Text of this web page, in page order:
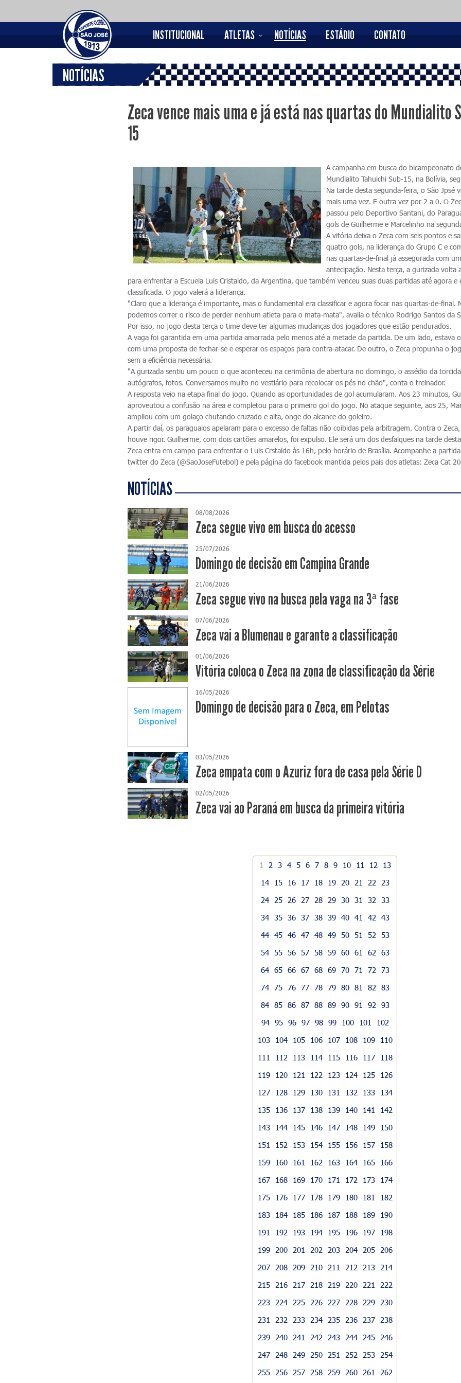
INSTITUCIONAL ATLETAS NOTÍCIAS ESTÁDIO CONTATO
NOTÍCIAS
Zeca vence mais uma e já está nas quartas do Mundialito
15
A campanha em busca do bicampeonato
Mundialito Tahuichi Sub-15, na Bolívia,
Na tarde desta segunda-feira, o São Jpsé
mais uma vez. E outra vez por 2 a 0. O
passou pelo Deportivo Santani, do
gols de Guilherme e Marcelinho na
A vitória deixa o Zeca com seis pontos e
quatro gols, na liderança do Grupo C e
nas quartas-de-final já assegurada com
antecipação. Nesta terça, a gurizada volta
para enfrentar a Escuela Luis Cristaldo, da Argentina, que também venceu suas duas partidas até agora e
classificada. O jogo valerá a liderança.
"Claro que a liderança é importante, mas o fundamental era classificar e agora focar nas quartas-de-final.
podemos correr o risco de perder nenhum atleta para o mata-mata", avalia o técnico Rodrigo Santos da
Por isso, no jogo desta terça o time deve ter algumas mudanças dos jogadores que estão pendurados.
A vaga foi garantida em uma partida amarrada pelo menos até a metade da partida. De um lado, estava
com uma proposta de fechar-se e esperar os espaços para contra-atacar. De outro, o Zeca propunha o
sem a eficiência necessária.
"A gurizada sentiu um pouco o que aconteceu na cerimônia de abertura no domingo, o assédio da
autógrafos, fotos. Conversamos muito no vestiário para recolocar os pés no chão", conta o treinador.
A resposta veio na etapa final do jogo. Quando as oportunidades de gol acumularam. Aos 23 minutos,
aproveutou a confusão na área e completou para o primeiro gol do jogo. No ataque seguinte, aos 25,
ampliou com um golaço chutando cruzado e alta, onge do alcance do goleiro.
A partir daí, os paraguaios apelaram para o excesso de faltas não coibidas pela arbitragem. Contra o
houve rigor. Guilherme, com dois cartões amarelos, foi expulso. Ele será um dos desfalques na tarde
Zeca entra em campo para enfrentar o Luis Crstaldo às 16h, pelo horário de Brasília. Acompanhe a
twitter do Zeca (@SaoJoseFutebol) e pela página do facebook mantida pelos pais dos atletas: Zeca Cat
NOTÍCIAS
08/08/2026
Zeca segue vivo em busca do acesso
25/07/2026
Domingo de decisão em Campina Grande
21/06/2026
Zeca segue vivo na busca pela vaga na 3ª fase
07/06/2026
Zeca vai a Blumenau e garante a classificação
01/06/2026
Vitória coloca o Zeca na zona de classificação da Série
16/05/2026
Domingo de decisão para o Zeca, em Pelotas
03/05/2026
Zeca empata com o Azuriz fora de casa pela Série D
02/05/2026
Zeca vai ao Paraná em busca da primeira vitória
1 2 3 4 5 6 7 8 9 10 11 12
13
14
15 16 17 18 19 20 21 22
23
24
25 26 27 28 29 30 31 32
33
34 35 36 37 38 39 40 41 42
43
44 45 46 47 48 49 50 51 52
53
54 55 56 57 58 59 60 61 62
63
64 65 66 67 68 69 70 71 72
73
74 75 76 77 78 79 80 81 82
83
84 85 86 87 88 89 90 91 92
93
94 95 96 97 98 99 100 101
102
103
104 105 106 107 108 109
110
111
112 113 114 115 116 117
118
119
120 121 122 123 124 125
126
127
128 129 130 131 132 133
134
135
136 137 138 139 140 141
142
143
144 145 146 147 148 149
150
151
152 153 154 155 156 157
158
159
160 161 162 163 164 165
166
167
168 169 170 171 172 173
174
175
176 177 178 179 180 181
182
183
184 185 186 187 188 189
190
191
192 193 194 195 196 197
198
199
200 201 202 203 204 205
206
207
208 209 210 211 212 213
214
215
216 217 218 219 220 221
222
223
224 225 226 227 228 229
230
231
232 233 234 235 236 237
238
239
240 241 242 243 244 245
246
247
248 249 250 251 252 253
254
255
256 257 258 259 260 261 262